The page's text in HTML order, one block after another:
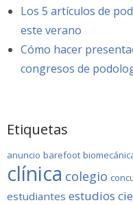
Los 5 artículos de
este verano
Cómo hacer
congresos de
Etiquetas
anuncio barefoot
clínica colegio
estudiantes estudios